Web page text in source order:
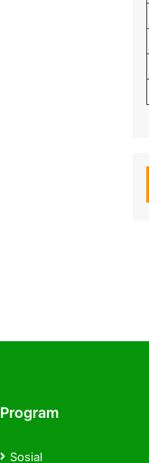
Program
Sosial